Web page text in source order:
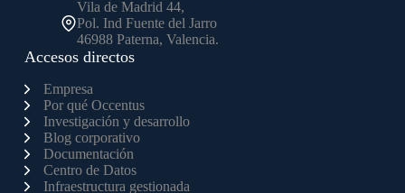
Vila de Madrid 44,
Pol. Ind Fuente del Jarro
46988 Paterna, Valencia.
Accesos directos
Empresa
Por qué Occentus
Investigación y desarrollo
Blog corporativo
Documentación
Centro de Datos
Infraestructura gestionada